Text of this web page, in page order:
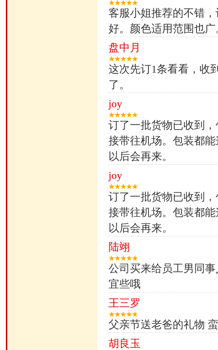
客服小姐推荐的不错
好。颜色适用范围也广
盘中月
这次先订1条看看，收
了。
joy
订了一批货物已收到
接带往机场。包装都
以后会再来。
joy
订了一批货物已收到
接带往机场。包装都
以后会再来。
陆翊
公司买来给员工男同
宜些哦
王三罗
父亲节送老爸的礼物
胡良玉